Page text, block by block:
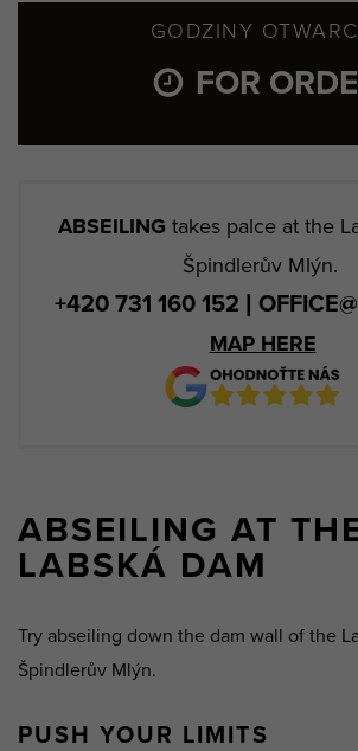
GODZINY
FOR
ABSEILING takes palce at the
Špindlerův Mlýn.
+420 731 160 152 |
MAP HERE
ABSEILING AT
LABSKÁ DAM
Try abseiling down the dam wall of the
Špindlerův Mlýn.
PUSH YOUR LIMITS